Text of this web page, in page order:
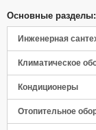
Основные разделы:
Инженерная
Климатическое
Кондиционеры
Отопительное